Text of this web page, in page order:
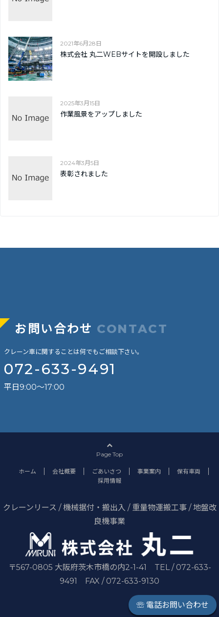
2021年6月28日
株式会社 丸二WEBサイトを開設しました
2025年3月15日
作業風景をアップしました
2024年3月5日
表彰されました
☏ 電話お問い合わせ
お問い合わせ CONTACT
クレーン車に関することは何でもご相談下さい。
072-633-9491
平日9:00～17:00
Page Top
ホーム 会社概要 ごあいさつ 事業案内
保有車両
採用情報
クレーンリース / 機械据付・搬出入 / 重量物運搬工事 / 地盤改
良機事業
〒567-0805 大阪府茨木市橋の内2-1-41 TEL / 072-633-
9491 FAX / 072-633-9130